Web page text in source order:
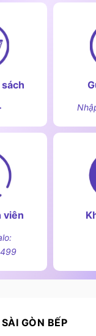
năng tiện ích theo
viên
GÒN BẾP